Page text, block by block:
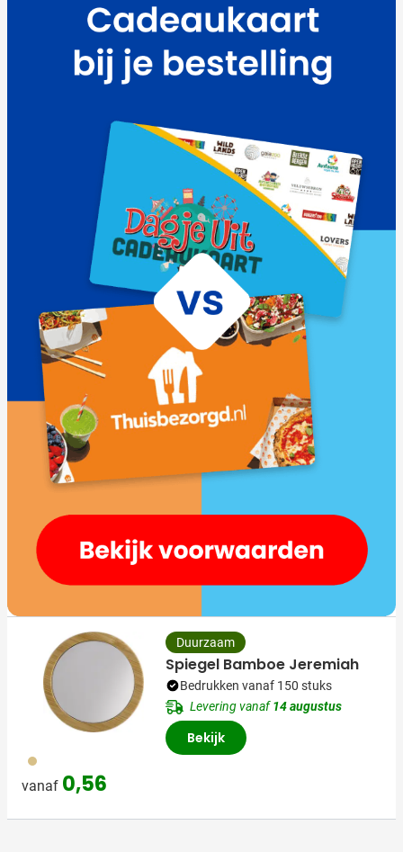
011
vanaf 0,56
Duurzaam
Spiegel Bamboe Jeremiah
Bedrukken vanaf 150 stuks
Levering vanaf14 augustus
Bekijk